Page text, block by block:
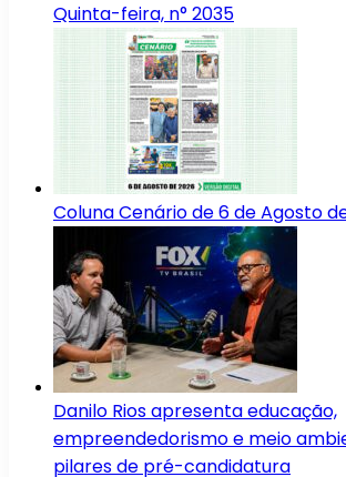
Quinta-feira, n° 2035
Coluna Cenário de 6 de Agosto
Danilo Rios apresenta educação,
empreendedorismo e meio
pilares de pré-candidatura